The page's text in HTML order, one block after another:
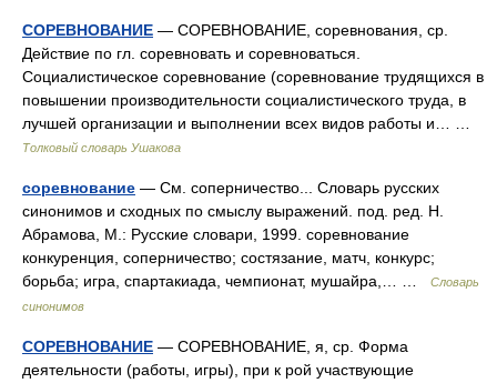
СОРЕВНОВАНИЕ — СОРЕВНОВАНИЕ, соревнования, ср.
Действие по гл. соревновать и соревноваться.
Социалистическое соревнование (соревнование трудящихся в
повышении производительности социалистического труда, в
лучшей организации и выполнении всех видов работы и… …
Толковый словарь Ушакова
соревнование — См. соперничество... Словарь русских
синонимов и сходных по смыслу выражений. под. ред. Н.
Абрамова, М.: Русские словари, 1999. соревнование
конкуренция, соперничество; состязание, матч, конкурс;
борьба; игра, спартакиада, чемпионат, мушайра,… …
Словарь
синонимов
СОРЕВНОВАНИЕ — СОРЕВНОВАНИЕ, я, ср. Форма
деятельности (работы, игры), при к рой участвующие